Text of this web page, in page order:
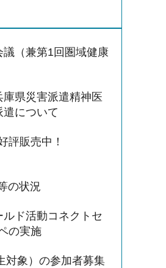
（兼第1回圏域健康
県災害派遣精神医
について
販売中！
の状況
ド活動コネクトセ
の実施
対象）の参加者募集